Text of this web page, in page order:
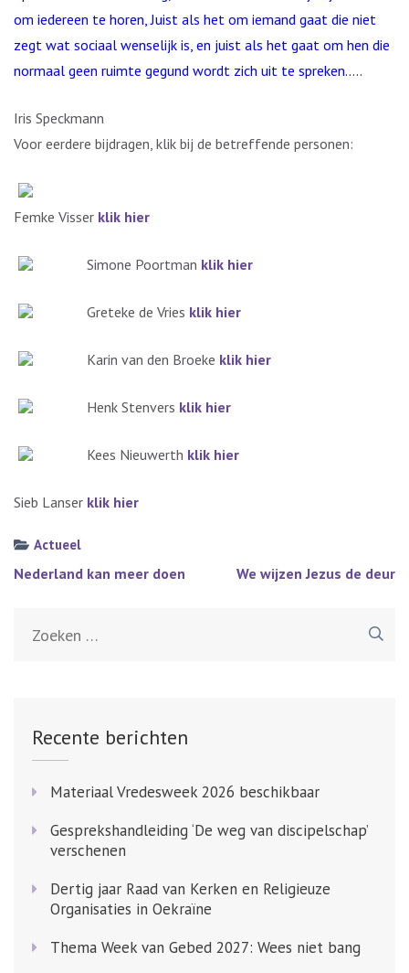
om iedereen te horen, Juist als het om iemand gaat die niet
zegt wat sociaal wenselijk is, en juist als het gaat om hen die
normaal geen ruimte gegund wordt zich uit te spreken…..
Iris Speckmann
Voor eerdere bijdragen, klik bij de betreffende personen:
Femke Visser klik hier
Simone Poortman klik hier
Greteke de Vries klik hier
Karin van den Broeke klik hier
Henk Stenvers klik hier
Kees Nieuwerth klik hier
Sieb Lanser klik hier
Actueel
Bericht
Nederland kan meer doen We wijzen Jezus de deur
Recente berichten
Materiaal Vredesweek 2026 beschikbaar
Gesprekshandleiding ‘De weg van discipelschap’
verschenen
Dertig jaar Raad van Kerken en Religieuze
Organisaties in Oekraïne
Thema Week van Gebed 2027: Wees niet bang